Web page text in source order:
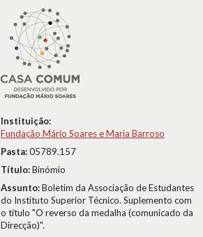
Instituição:
Fundação Mário Soares e Maria Barroso
Pasta:05789.157
Título:Binómio
Assunto:Boletim da Associação de Estudantes
do Instituto Superior Técnico. Suplemento com
o título "O reverso da medalha (comunicado da
Direcção)".